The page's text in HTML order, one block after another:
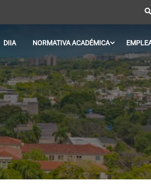
DIIA NORMATIVA ACADÉMICA